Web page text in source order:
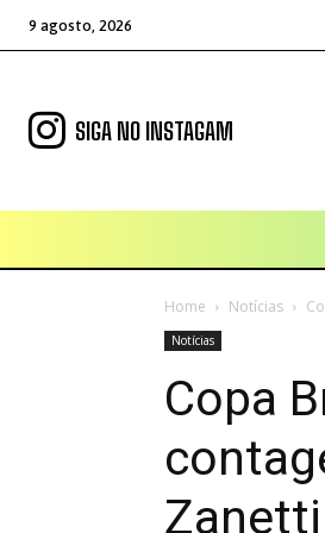
9 agosto, 2026
SIGA NO INSTAGAM
Home Notícias
Notícias
Copa